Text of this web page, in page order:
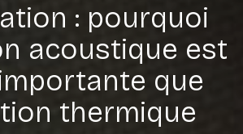
: pourquoi
acoustique est
que
thermique